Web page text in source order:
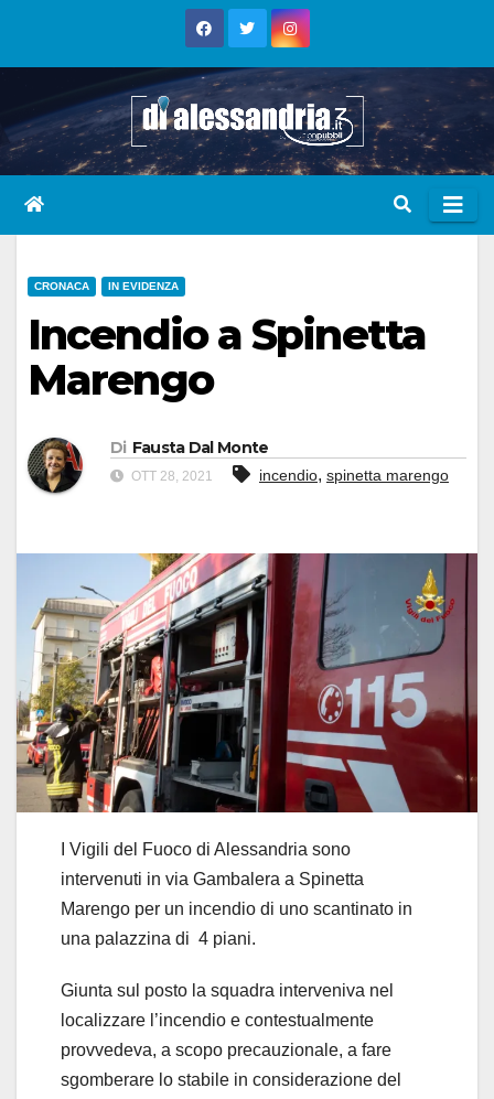
CRONACA IN EVIDENZA
Incendio a Spinetta
Marengo
Di Fausta Dal Monte
OTT 28, 2021 incendio, spinetta marengo
I Vigili del Fuoco di Alessandria sono
intervenuti in via Gambalera a Spinetta
Marengo per un incendio di uno scantinato in
una palazzina di 4 piani.
Giunta sul posto la squadra interveniva nel
localizzare l’incendio e contestualmente
provvedeva, a scopo precauzionale, a fare
sgomberare lo stabile in considerazione del